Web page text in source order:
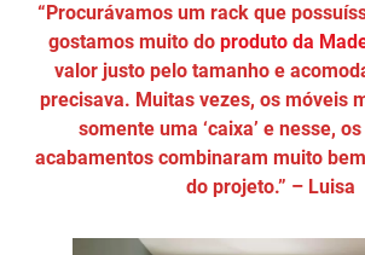
“Procurávamos um rack que
gostamos muito do produto da
valor justo pelo tamanho e
precisava. Muitas vezes, os móveis
somente uma ‘caixa’ e nesse,
acabamentos combinaram muito
do projeto.” – Luisa